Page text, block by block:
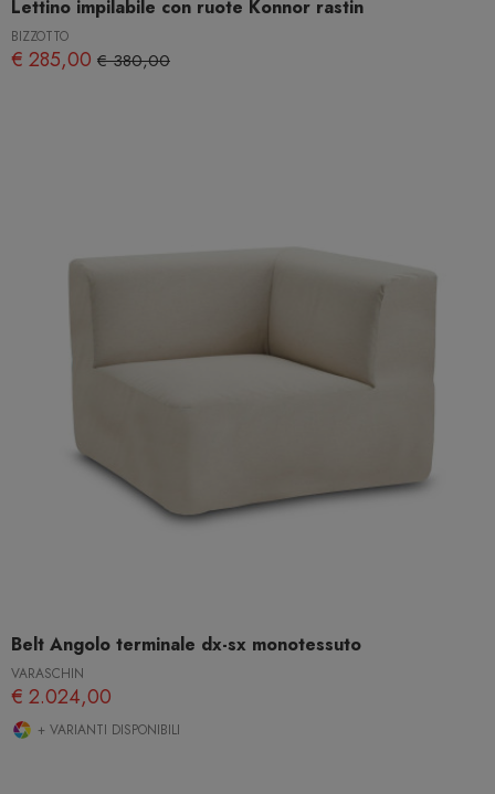
Lettino impilabile con ruote Konnor rastin
BIZZOTTO
€ 285,00 € 380,00
Belt Angolo terminale dx-sx monotessuto
VARASCHIN
€ 2.024,00
+ VARIANTI DISPONIBILI